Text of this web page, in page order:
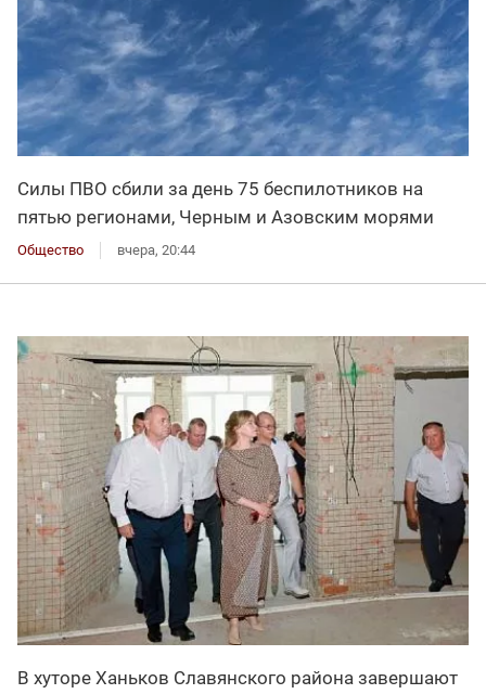
Силы ПВО сбили за день 75 беспилотников на
пятью регионами, Черным и Азовским морями
Общество вчера, 20:44
В хуторе Ханьков Славянского района завершают